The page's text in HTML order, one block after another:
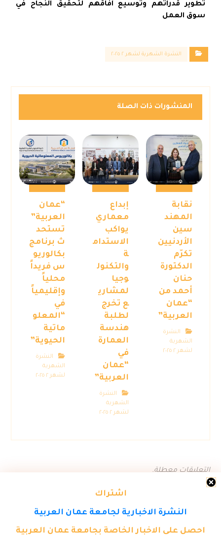
تطوير قدراتهم وتوسيع آفاقهم لتحقيق النجاح في
سوق العمل
اشتراك
النشرة الاخبارية لجامعة عمان العربية
احصل على الاخبار الخاصة بجامعة عمان العربية
النشرة الشهرية لشهر ٢ ٢٠٢٥
المنشورات ذات الصلة
نقابة
المهند
سين
الأردنيين
تكرّم
الدكتورة
حنان
أحمد من
“عمان
العربية”
النشرة
الشهرية
لشهر ٢ ٢٠٢٥
إبداع
معماري
يواكب
الاستدام
ة
والتكنول
وجيا
لمشاري
ع تخرج
لطلبة
هندسة
العمارة
في
“عمان
العربية”
النشرة
الشهرية
لشهر ٢ ٢٠٢٥
“عمان
العربية”
تستحد
ث برنامج
بكالوريو
س فريداً
محلياً
وإقليمياً
في
“المعلو
ماتية
الحيوية”
النشرة
الشهرية
لشهر ٢ ٢٠٢٥
التعليقات معطلة.